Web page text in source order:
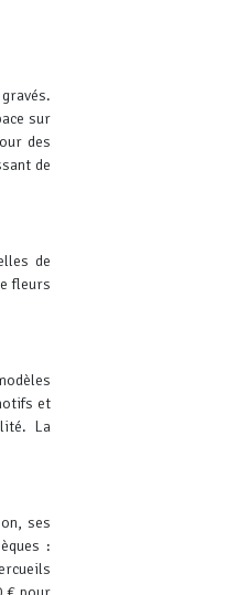
sur
des
de
de
fleurs
et
La
ses
: